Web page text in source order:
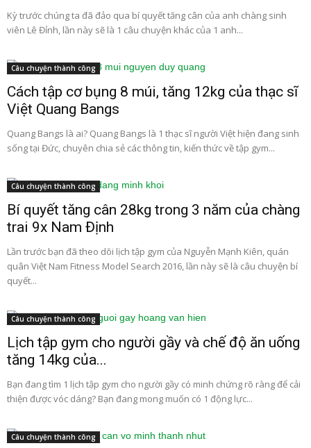
Kỳ trước chúng ta đã đảo qua bí quyết tăng cân của anh chàng sinh
viên Lê Đỉnh, lần này sẽ là 1 câu chuyện khác của 1 anh...
Câu chuyện thành công
Cách tập cơ bụng 8 múi, tăng 12kg của thạc sĩ
Việt Quang Bangs
Quang Bangs là ai? Quang Bangs là 1 thạc sĩ người Việt hiện đang sinh
sống tại Đức, chuyên chia sẻ các thông tin, kiến thức về tập gym...
Câu chuyện thành công
Bí quyết tăng cân 28kg trong 3 năm của chàng
trai 9x Nam Định
Lần trước bạn đã theo dõi lịch tập gym của Nguyễn Mạnh Kiên, quán
quân Việt Nam Fitness Model Search 2016, lần này sẽ là câu chuyện bí
quyết...
Câu chuyện thành công
Lịch tập gym cho người gầy và chế độ ăn uống
tăng 14kg của...
Bạn đang tìm 1 lịch tập gym cho người gầy có minh chứng rõ ràng để cải
thiện được vóc dáng? Bạn đang mong muốn có 1 động lực...
Câu chuyện thành công